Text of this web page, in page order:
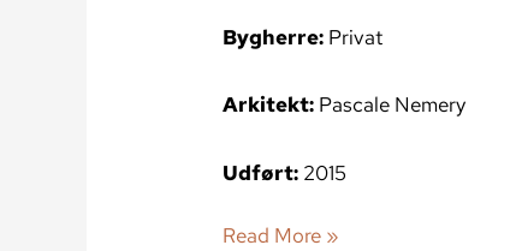
Bygherre:Privat
Arkitekt:Pascale Nemery
Udført:2015
Read More »